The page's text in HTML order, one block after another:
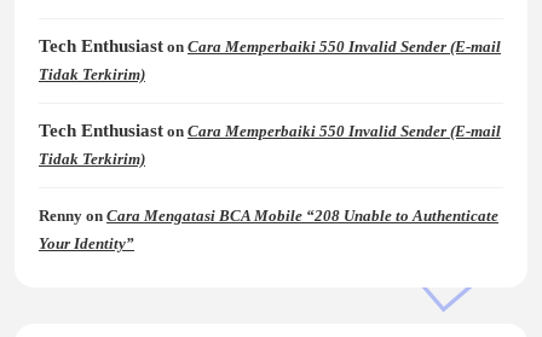
Tech Enthusiast on Cara Memperbaiki 550 Invalid Sender (E-mail
Tidak Terkirim)
Tech Enthusiast on Cara Memperbaiki 550 Invalid Sender (E-mail
Tidak Terkirim)
Renny on Cara Mengatasi BCA Mobile “208 Unable to Authenticate
Your Identity”